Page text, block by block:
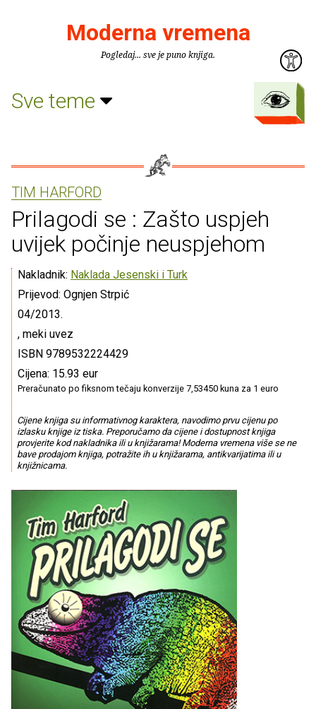
Moderna vremena
Pogledaj... sve je puno knjiga.
Sve teme
TIM HARFORD
Prilagodi se : Zašto uspjeh
uvijek počinje neuspjehom
Nakladnik: Naklada Jesenski i Turk
Prijevod: Ognjen Strpić
04/2013.
, meki uvez
ISBN 9789532224429
Cijena: 15.93 eur
Preračunato po fiksnom tečaju konverzije 7,53450 kuna za 1 euro
Cijene knjiga su informativnog karaktera, navodimo prvu cijenu po
izlasku knjige iz tiska. Preporučamo da cijene i dostupnost knjiga
provjerite kod nakladnika ili u knjižarama! Moderna vremena više se ne
bave prodajom knjiga, potražite ih u knjižarama, antikvarijatima ili u
knjižnicama.